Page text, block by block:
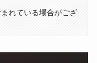
れている場合がござ